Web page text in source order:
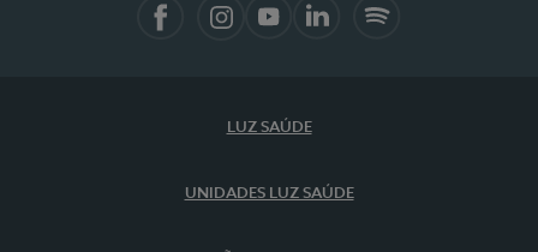
LUZ SAÚDE
UNIDADES LUZ SAÚDE